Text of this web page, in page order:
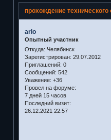
прохождение технического
ario
Опытный участник
Откуда: Челябинск
Зарегистрирован: 29.07.2012
Приглашений: 0
Сообщений: 542
Уважение: +36
Провел на форуме:
7 дней 15 часов
Последний визит:
26.12.2021 22:57